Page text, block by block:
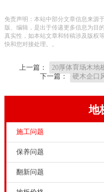
满足各种不同类型运动
木地板厂家，为客户提
的需求。选择了品牌运
大家可以看出实木运动
所在！学校舞台木地板施
与它的不同分类有着很
制作和加工这种运动地
免责声明：本站中部分文章信息来源
版、编辑，是出于传递更多信息为目
真实性，如本站文章和转稿涉及版权
快和您对接处理。。
上一篇：
20厚体育场木地
下一篇：
硬木企口
地
施工问题
保养问题
翻新问题